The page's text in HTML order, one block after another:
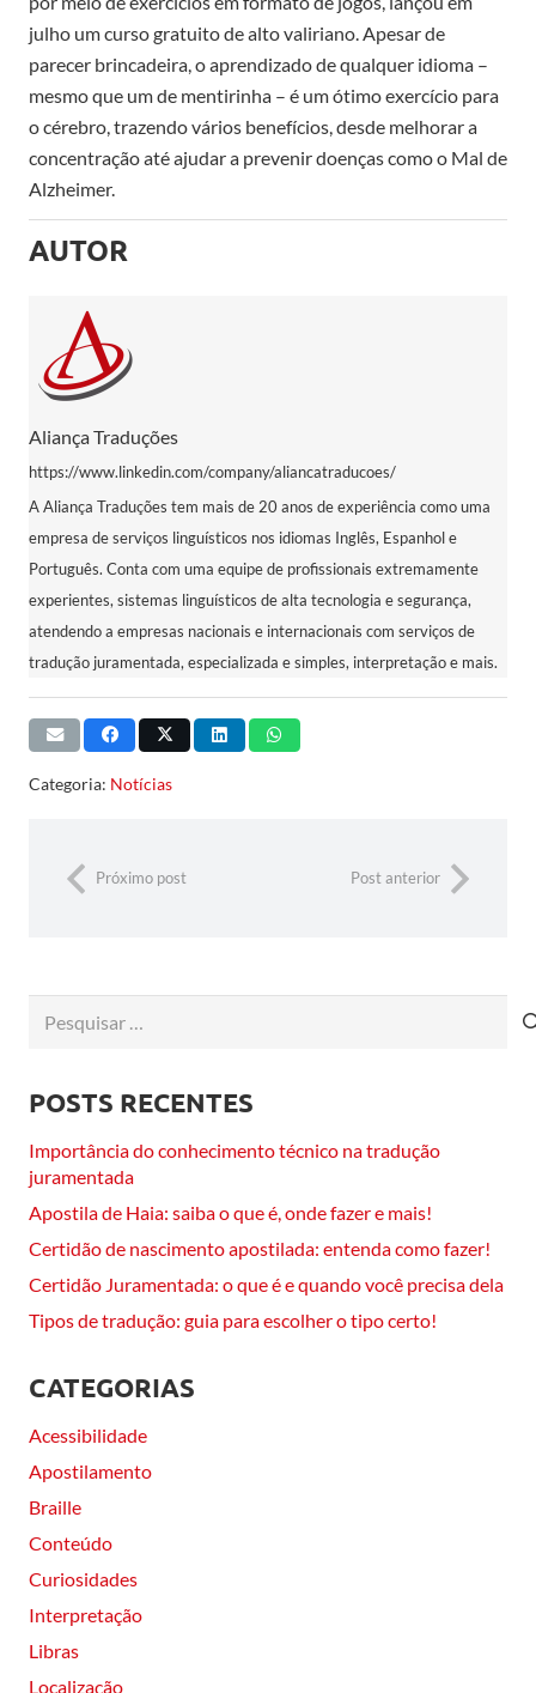
julho um curso gratuito de alto valiriano. Apesar de
parecer brincadeira, o aprendizado de qualquer idioma –
mesmo que um de mentirinha – é um ótimo exercício para
o cérebro, trazendo vários benefícios, desde melhorar a
concentração até ajudar a prevenir doenças como o Mal de
Alzheimer.
AUTOR
Aliança Traduções
https://www.linkedin.com/company/aliancatraducoes/
A Aliança Traduções tem mais de 20 anos de experiência como uma
empresa de serviços linguísticos nos idiomas Inglês, Espanhol e
Português. Conta com uma equipe de profissionais extremamente
experientes, sistemas linguísticos de alta tecnologia e segurança,
atendendo a empresas nacionais e internacionais com serviços de
tradução juramentada, especializada e simples, interpretação e mais.
Categoria: Notícias
Próximo post Post anterior
POSTS RECENTES
Importância do conhecimento técnico na tradução
juramentada
Apostila de Haia: saiba o que é, onde fazer e mais!
Certidão de nascimento apostilada: entenda como fazer!
Certidão Juramentada: o que é e quando você precisa dela
Tipos de tradução: guia para escolher o tipo certo!
CATEGORIAS
Acessibilidade
Apostilamento
Braille
Conteúdo
Curiosidades
Interpretação
Libras
Localização